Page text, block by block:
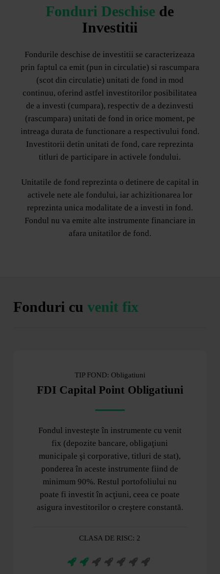
Fonduri Deschise de
Investitii
Fondurile deschise de investitii se caracterizeaza
prin faptul ca emit (pun in circulatie) si rascumpara
(scot din circulatie) unitati de fond in mod
continuu, oferind astfel investitorilor posibilitatea
de a investi (cumpara), respectiv de a dezinvesti
(rascumpara) unitati de fond in orice moment, pe
intreaga durata de functionare a respectivului fond.
Investitorii detin unitati de fond, care reprezinta
titluri de participare in activele fondului.
Unitatile de fond reprezinta o detinere de capital in
activele nete ale fondului, iar achizitionarea lor
reprezinta unica modalitate de a investi in fond.
Fondul nu va emite alte instrumente financiare in
afara unitatilor de fond.
Fonduri cu venit fix
TIP FOND: Obligatiuni
FDI Capital Point Obligatiuni
Fondul investeşte în instrumente cu venit
fix (depozite bancare, obligaţiuni
municipale şi corporative, titluri de stat),
ponderea în aceste instrumente fiind de
minimum 90%. Restul portofoliului nu
poate fi investit în acţiuni, ceea ce poate
asigura investitorilor o creştere constantă.
CLASA DE RISC: 2